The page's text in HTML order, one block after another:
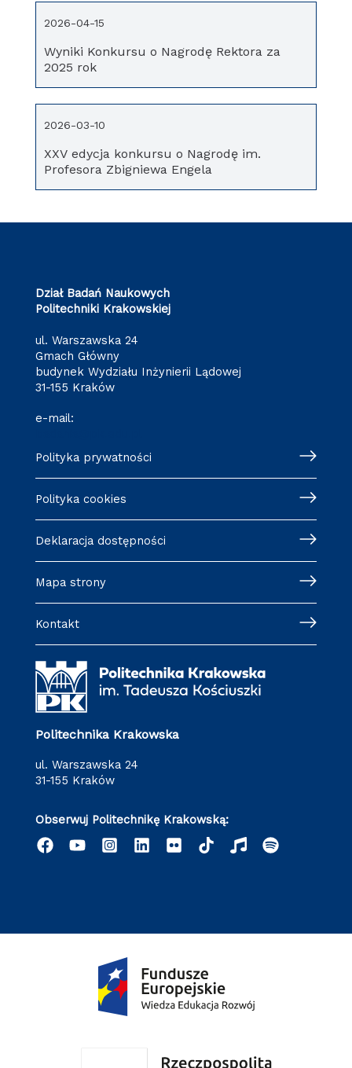
Wyniki Konkursu o Nagrodę Rektora za
2025 rok
2026-04-15
XXV edycja konkursu o Nagrodę im.
Profesora Zbigniewa Engela
2026-03-10
Dział Badań Naukowych
Politechniki Krakowskiej
ul. Warszawska 24
Gmach Główny
budynek Wydziału Inżynierii Lądowej
31-155 Kraków
e-mail:
Polityka prywatności
Polityka cookies
Deklaracja dostępności
Mapa strony
Kontakt
Politechnika Krakowska
ul. Warszawska 24
31-155 Kraków
Obserwuj Politechnikę Krakowską: